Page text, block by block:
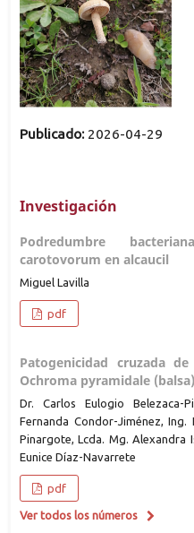
Publicado: 2026-04-29
Investigación
Podredumbre
carotovorum en alcaucil
Miguel Lavilla
pdf
Patogenicidad cruzada
Ochroma pyramidale
Dr. Carlos Eulogio Belezaca-
Fernanda Condor-Jiménez, Ing.
Pinargote, Lcda. Mg. Alexandra
Eunice Díaz-Navarrete
pdf
Ver todos los números